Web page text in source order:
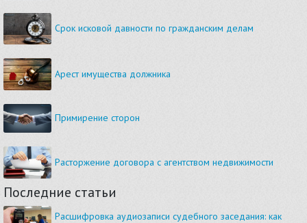
Срок исковой давности по гражданским делам
Арест имущества должника
Примирение сторон
Расторжение договора с агентством недвижимости
Последние статьи
Расшифровка аудиозаписи судебного заседания: как